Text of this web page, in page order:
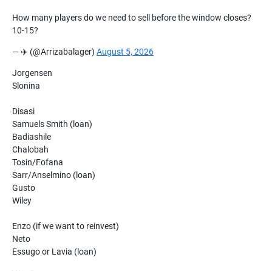
How many players do we need to sell before the window closes?
10-15?
— ✈️ (@Arrizabalager) August 5, 2026
Jorgensen
Slonina
Disasi
Samuels Smith (loan)
Badiashile
Chalobah
Tosin/Fofana
Sarr/Anselmino (loan)
Gusto
Wiley
Enzo (if we want to reinvest)
Neto
Essugo or Lavia (loan)